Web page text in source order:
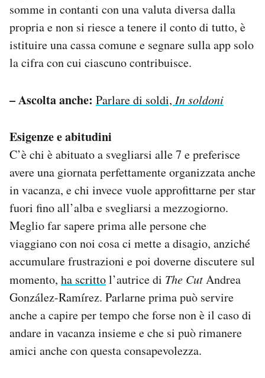
somme in contanti con una valuta diversa dalla
propria e non si riesce a tenere il conto di tutto, è
istituire una cassa comune e segnare sulla app solo
la cifra con cui ciascuno contribuisce.
– Ascolta anche: Parlare di soldi, In soldoni
Esigenze e abitudini
C’è chi è abituato a svegliarsi alle 7 e preferisce
avere una giornata perfettamente organizzata anche
in vacanza, e chi invece vuole approfittarne per star
fuori fino all’alba e svegliarsi a mezzogiorno.
Meglio far sapere prima alle persone che
viaggiano con noi cosa ci mette a disagio, anziché
accumulare frustrazioni e poi doverne discutere sul
momento, ha scrittol’autrice di The CutAndrea
González-Ramírez. Parlarne prima può servire
anche a capire per tempo che forse non è il caso di
andare in vacanza insieme e che si può rimanere
amici anche con questa consapevolezza.